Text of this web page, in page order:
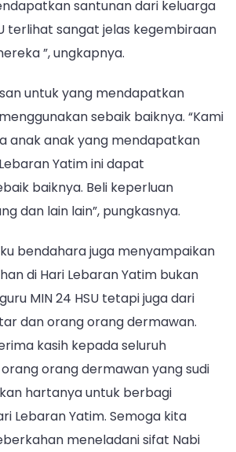
santunan dari keluarga
terlihat sangat jelas kegembiraan
”, ungkapnya.
untuk yang mendapatkan
sebaik baiknya. “Kami
anak anak yang mendapatkan
Yatim ini dapat
baiknya. Beli keperluan
dan lain lain”, pungkasnya.
bendahara juga menyampaikan
di Hari Lebaran Yatim bukan
MIN 24 HSU tetapi juga dari
dan orang orang dermawan.
kasih kepada seluruh
orang dermawan yang sudi
hartanya untuk berbagi
Lebaran Yatim. Semoga kita
meneladani sifat Nabi